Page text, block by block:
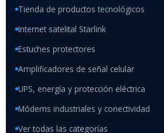
Tienda de productos tecnológicos
Internet satelital Starlink
Estuches protectores
Amplificadores de señal celular
UPS, energía y protección eléctrica
Módems industriales y conectividad
Ver todas las categorías